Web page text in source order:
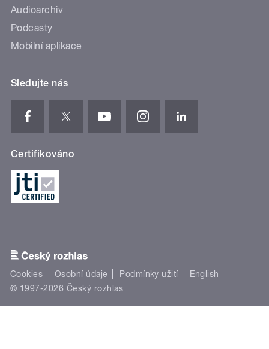
Audioarchiv
Podcasty
Mobilní aplikace
Sledujte nás
Certifikováno
Cookies Osobní údaje Podmínky užití
English
© 1997-2026 Český rozhlas